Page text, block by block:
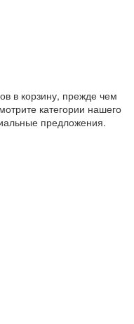
в корзину, прежде чем
категории нашего
предложения.